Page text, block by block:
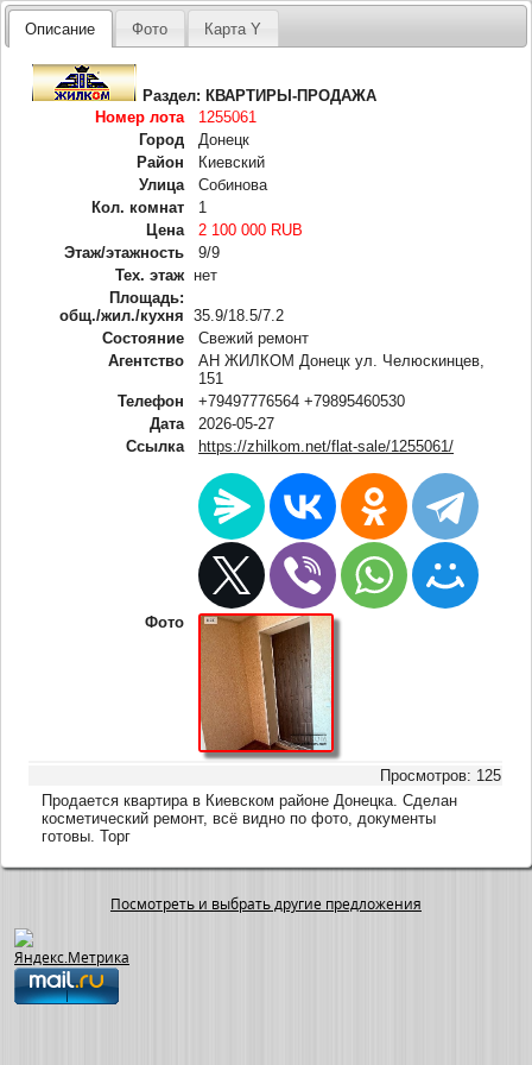
Описание Фото Карта Y
Раздел:КВАРТИРЫ-ПРОДАЖА
Номер лота
1255061
Город
Донецк
Район
Киевский
Улица
Собинова
Кол. комнат
1
Цена
2 100 000 RUB
Этаж/этажность
9/9
Тех. этаж нет
Площадь:
общ./жил./кухня
35.9/18.5/7.2
Состояние
Свежий ремонт
Агентство
АН ЖИЛКОМ Донецк ул. Челюскинцев,
151
Телефон
+79497776564 +79895460530
Дата
2026-05-27
Ссылка
https://zhilkom.net/flat-sale/1255061/
Фото
Просмотров: 125
Продается квартира в Киевском районе Донецка. Сделан
косметический ремонт, всё видно по фото, документы
готовы. Торг
Посмотреть и выбрать другие предложения